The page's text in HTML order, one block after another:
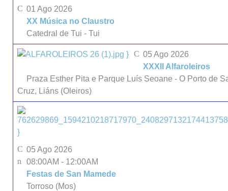
01 Ago 2026
XX Música no Claustro
Catedral de Tui - Tui
}
05 Ago 2026
XXXII Alfaroleiros
Praza Esther Pita e Parque Luís Seoane - O Porto de
Cruz, Liáns (Oleiros)
}
05 Ago 2026
08:00AM - 12:00AM
Festas de San Mamede
Torroso (Mos)